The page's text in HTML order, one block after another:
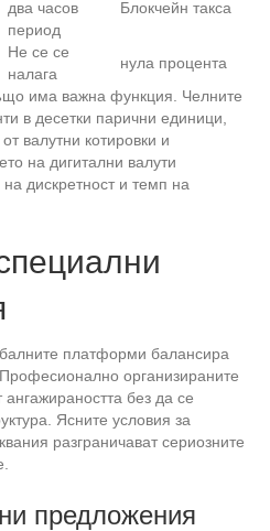
два часов
период
Блокчейн такса
Не се се
налага
нула процента
има важна функция. Челните
в десетки парични единици,
валутни котировки и
на дигитални валути
дискретност и темп на
платформи балансира
Професионално организираните
без да се
Ясните условия за
разграничават сериозните
предложения